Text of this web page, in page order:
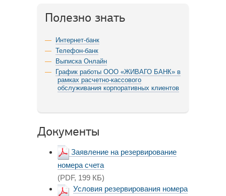
Полезно знать
Интернет-банк
Телефон-банк
Выписка Онлайн
График работы ООО «ЖИВАГО БАНК» в
рамках расчетно-кассового
обслуживания корпоративных клиентов
Документы
Заявление на резервирование
номера счета
(PDF, 199 КБ)
Условия резервирования номера